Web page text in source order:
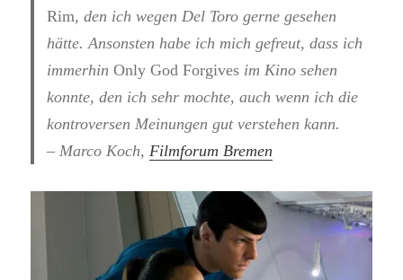
Rim, den ich wegen Del Toro gerne gesehen
hätte. Ansonsten habe ich mich gefreut, dass ich
immerhinOnly God Forgives im Kino sehen
konnte, den ich sehr mochte, auch wenn ich die
kontroversen Meinungen gut verstehen kann.
– Marco Koch,Filmforum Bremen